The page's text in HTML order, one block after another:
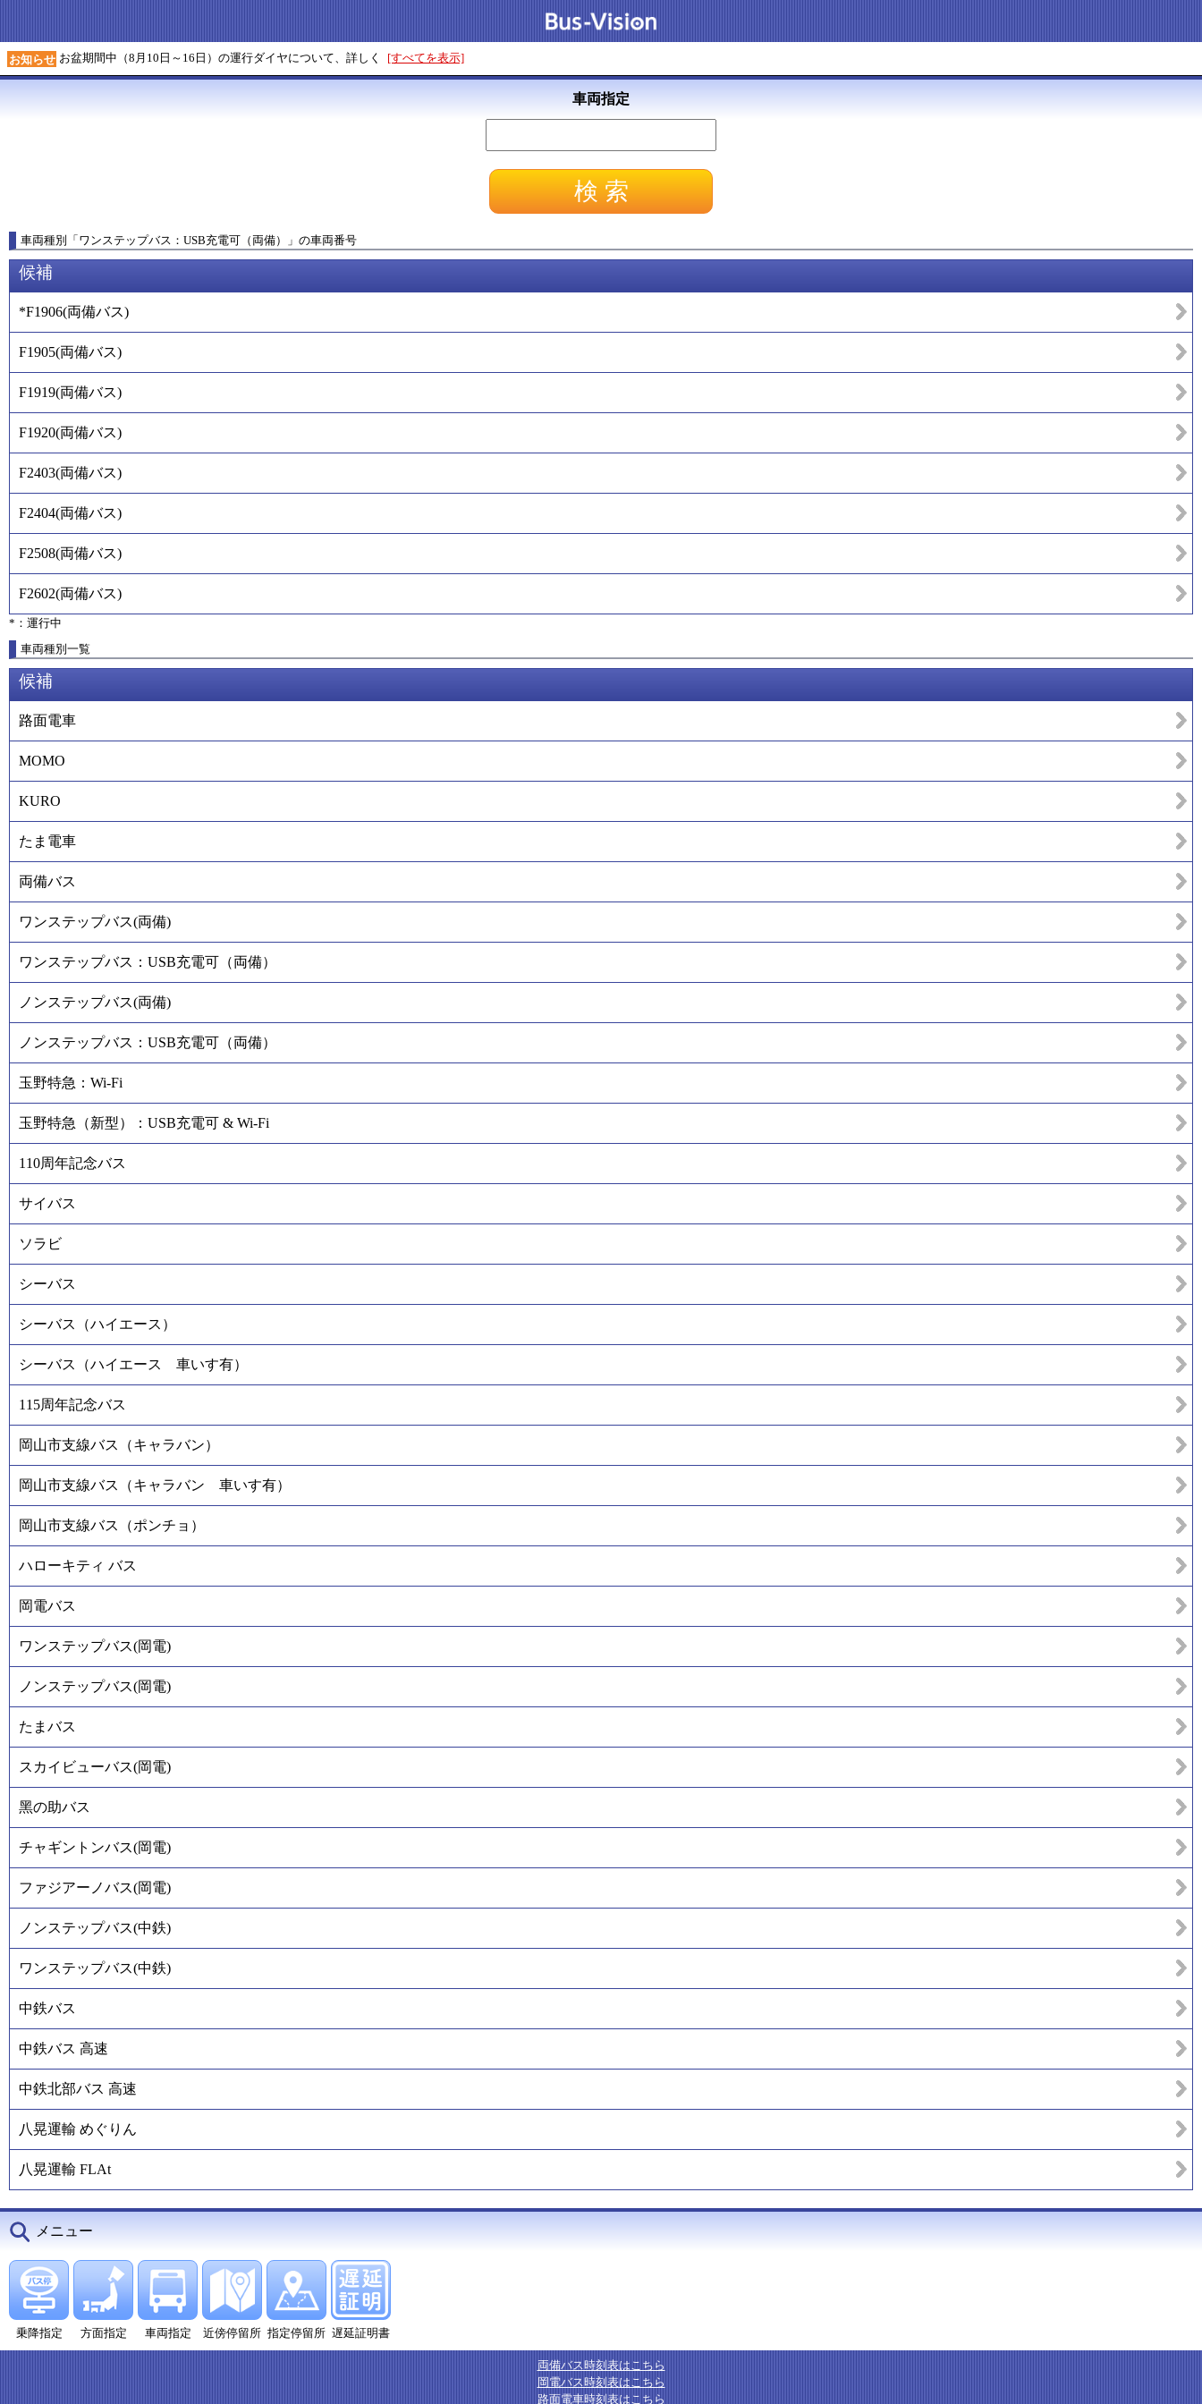
お知らせ お盆期間中（8月10日～16日）の運行ダイヤについて、詳しく [すべてを表示]
車両指定
車両種別 「ワンステップバス：USB充電可（両備） 」 の車両番号
候補
*F1906(両備バス)
F1905(両備バス)
F1919(両備バス)
F1920(両備バス)
F2403(両備バス)
F2404(両備バス)
F2508(両備バス)
F2602(両備バス)
*：運行中
車両種別一覧
候補
路面電車
MOMO
KURO
たま電車
両備バス
ワンステップバス(両備)
ワンステップバス：USB充電可（両備）
ノンステップバス(両備)
ノンステップバス：USB充電可（両備）
玉野特急：Wi-Fi
玉野特急（新型）：USB充電可 & Wi-Fi
110周年記念バス
サイバス
ソラビ
シーバス
シーバス（ハイエース）
シーバス（ハイエース 車いす有）
115周年記念バス
岡山市支線バス（キャラバン）
岡山市支線バス（キャラバン 車いす有）
岡山市支線バス（ポンチョ）
ハローキティ バス
岡電バス
ワンステップバス(岡電)
ノンステップバス(岡電)
たまバス
スカイビューバス(岡電)
黑の助バス
チャギントンバス(岡電)
ファジアーノバス(岡電)
ノンステップバス(中鉄)
ワンステップバス(中鉄)
中鉄バス
中鉄バス 高速
中鉄北部バス 高速
八晃運輸 めぐりん
八晃運輸 FLAt
メニュー
乗降指定 方面指定 車両指定 近傍停留所 指定停留所 遅延証明書
両備バス時刻表はこちら
岡電バス時刻表はこちら
路面電車時刻表はこちら